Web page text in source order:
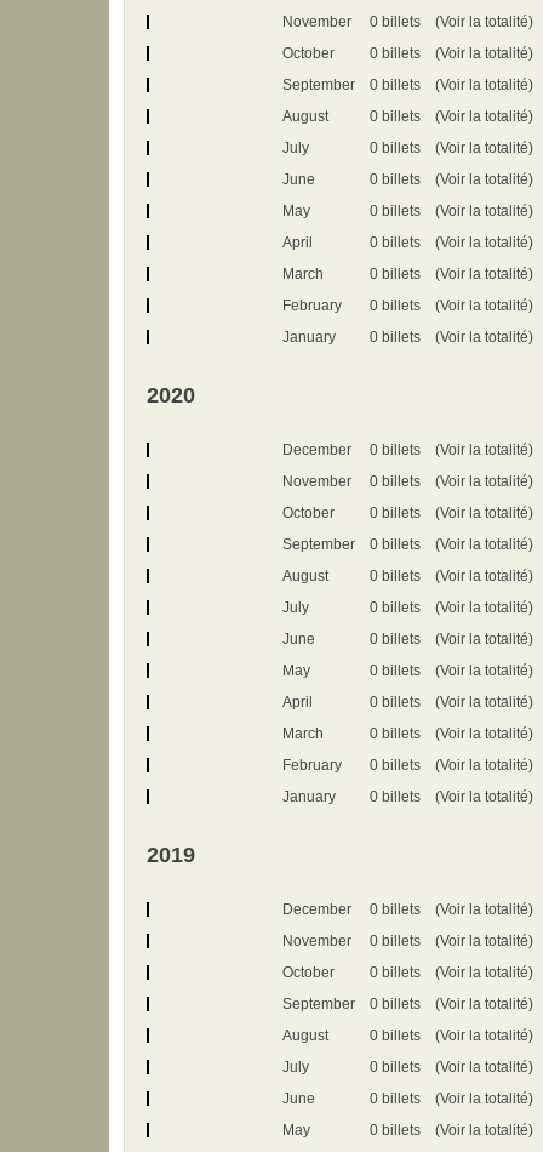
November
0 billets
(Voir la totalité)
October
0 billets
(Voir la totalité)
September
0 billets
(Voir la totalité)
August
0 billets
(Voir la totalité)
July
0 billets
(Voir la totalité)
June
0 billets
(Voir la totalité)
May
0 billets
(Voir la totalité)
April
0 billets
(Voir la totalité)
March
0 billets
(Voir la totalité)
February
0 billets
(Voir la totalité)
January
0 billets (Voir la totalité)
2020
December 0 billets
(Voir la totalité)
November
0 billets
(Voir la totalité)
October
0 billets
(Voir la totalité)
September
0 billets
(Voir la totalité)
August
0 billets
(Voir la totalité)
July
0 billets
(Voir la totalité)
June
0 billets
(Voir la totalité)
May
0 billets
(Voir la totalité)
April
0 billets
(Voir la totalité)
March
0 billets
(Voir la totalité)
February
0 billets
(Voir la totalité)
January
0 billets (Voir la totalité)
2019
December 0 billets
(Voir la totalité)
November
0 billets
(Voir la totalité)
October
0 billets
(Voir la totalité)
September
0 billets
(Voir la totalité)
August
0 billets
(Voir la totalité)
July
0 billets
(Voir la totalité)
June
0 billets
(Voir la totalité)
May
0 billets
(Voir la totalité)